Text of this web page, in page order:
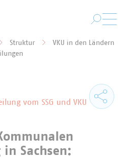
Struktur
VKU in den Ländern
vom SSG und VKU
Sachsen: